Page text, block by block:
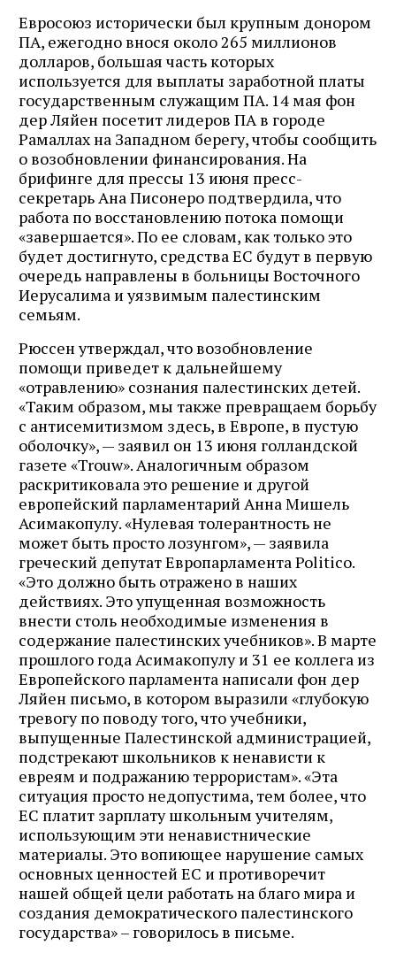
Евросоюз исторически был крупным донором
ПА, ежегодно внося около 265 миллионов
долларов, большая часть которых
используется для выплаты заработной платы
государственным служащим ПА. 14 мая фон
дер Ляйен посетит лидеров ПА в городе
Рамаллах на Западном берегу, чтобы сообщить
о возобновлении финансирования. На
брифинге для прессы 13 июня пресс-
секретарь Ана Писонеро подтвердила, что
работа по восстановлению потока помощи
«завершается». По ее словам, как только это
будет достигнуто, средства ЕС будут в первую
очередь направлены в больницы Восточного
Иерусалима и уязвимым палестинским
семьям.
Рюссен утверждал, что возобновление
помощи приведет к дальнейшему
«отравлению» сознания палестинских детей.
«Таким образом, мы также превращаем борьбу
с антисемитизмом здесь, в Европе, в пустую
оболочку», — заявил он 13 июня голландской
газете «Trouw». Аналогичным образом
раскритиковала это решение и другой
европейский парламентарий Анна Мишель
Асимакопулу. «Нулевая толерантность не
может быть просто лозунгом», — заявила
греческий депутат Европарламента Politico.
«Это должно быть отражено в наших
действиях. Это упущенная возможность
внести столь необходимые изменения в
содержание палестинских учебников». В марте
прошлого года Асимакопулу и 31 ее коллега из
Европейского парламента написали фон дер
Ляйен письмо, в котором выразили «глубокую
тревогу по поводу того, что учебники,
выпущенные Палестинской администрацией,
подстрекают школьников к ненависти к
евреям и подражанию террористам». «Эта
ситуация просто недопустима, тем более, что
ЕС платит зарплату школьным учителям,
использующим эти ненавистнические
материалы. Это вопиющее нарушение самых
основных ценностей ЕС и противоречит
нашей общей цели работать на благо мира и
создания демократического палестинского
государства» – говорилось в письме.